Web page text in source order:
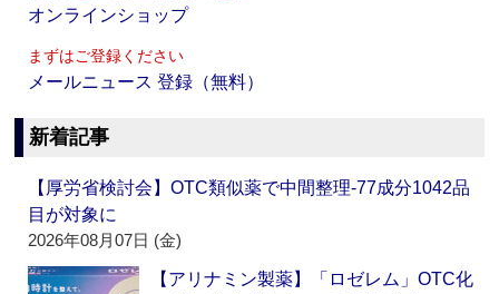
オンラインショップ
まずはご登録ください
メールニュース 登録（無料）
新着記事
【厚労省検討会】OTC類似薬で中間整理‐77成分1042品
目が対象に
2026年08月07日 (金)
【アリナミン製薬】「ロゼレム」OTC化